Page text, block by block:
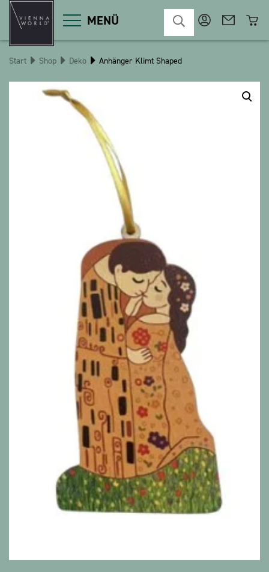
MENÜ
Produktgruppen
bauxili
Stringlies
Alle Produkte anzeigen
Start Shop Deko Anhänger Klimt Shaped